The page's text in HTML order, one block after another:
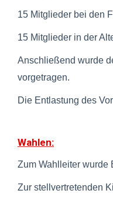
15 Mitglieder bei den
15 Mitglieder in der
Anschließend wurde
vorgetragen.
Die Entlastung des
Wahlen:
Zum Wahlleiter wurde
Zur stellvertretenden